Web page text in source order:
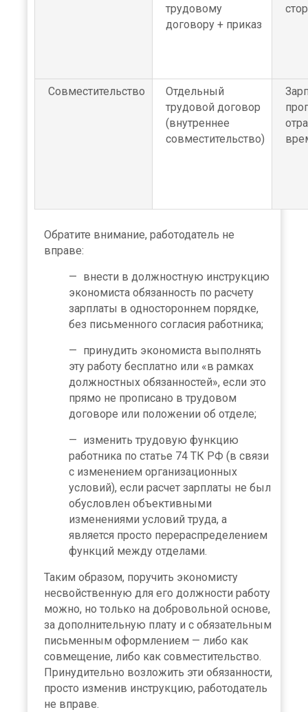
трудовому
договору + приказ
Совместительство
Отдельный
трудовой договор
(внутреннее
совместительство)
Обратите внимание, работодатель не
вправе:
внести в должностную инструкцию
экономиста обязанность по расчету
зарплаты в одностороннем порядке,
без письменного согласия работника;
принудить экономиста выполнять
эту работу бесплатно или «в рамках
должностных обязанностей», если это
прямо не прописано в трудовом
договоре или положении об отделе;
изменить трудовую функцию
работника по статье 74 ТК РФ (в связи
с изменением организационных
условий), если расчет зарплаты не был
обусловлен объективными
изменениями условий труда, а
является просто перераспределением
функций между отделами.
Таким образом, поручить экономисту
несвойственную для его должности работу
можно, но только на добровольной основе,
за дополнительную плату и с обязательным
письменным оформлением — либо как
совмещение, либо как совместительство.
Принудительно возложить эти обязанности,
просто изменив инструкцию, работодатель
не вправе.